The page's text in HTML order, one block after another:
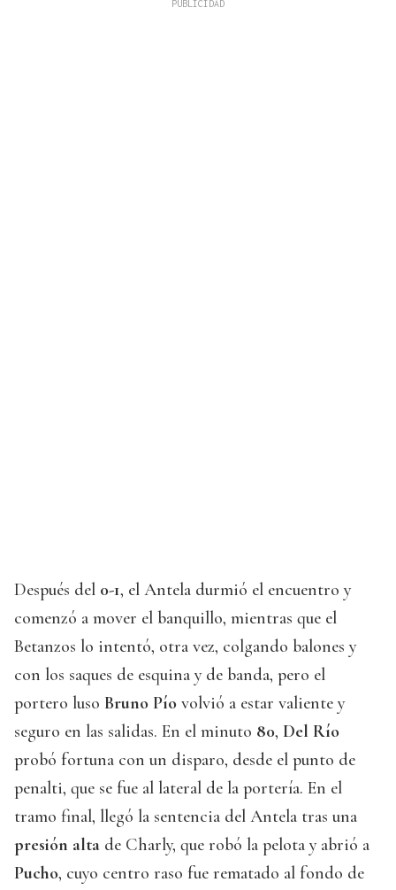
Después del 0-1, el Antela durmió el encuentro y
comenzó a mover el banquillo, mientras que el
Betanzos lo intentó, otra vez, colgando balones y
con los saques de esquina y de banda, pero el
portero luso Bruno Pío volvió a estar valiente y
seguro en las salidas. En el minuto 80, Del Río
probó fortuna con un disparo, desde el punto de
penalti, que se fue al lateral de la portería. En el
tramo final, llegó la sentencia del Antela tras una
presión alta de Charly, que robó la pelota y abrió a
Pucho, cuyo centro raso fue rematado al fondo de